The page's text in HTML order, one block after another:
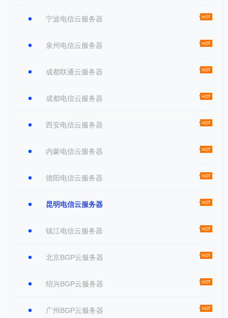
宁波电信云服务器
泉州电信云服务器
成都联通云服务器
成都电信云服务器
西安电信云服务器
内蒙电信云服务器
德阳电信云服务器
昆明电信云服务器
镇江电信云服务器
北京BGP云服务器
绍兴BGP云服务器
广州BGP云服务器